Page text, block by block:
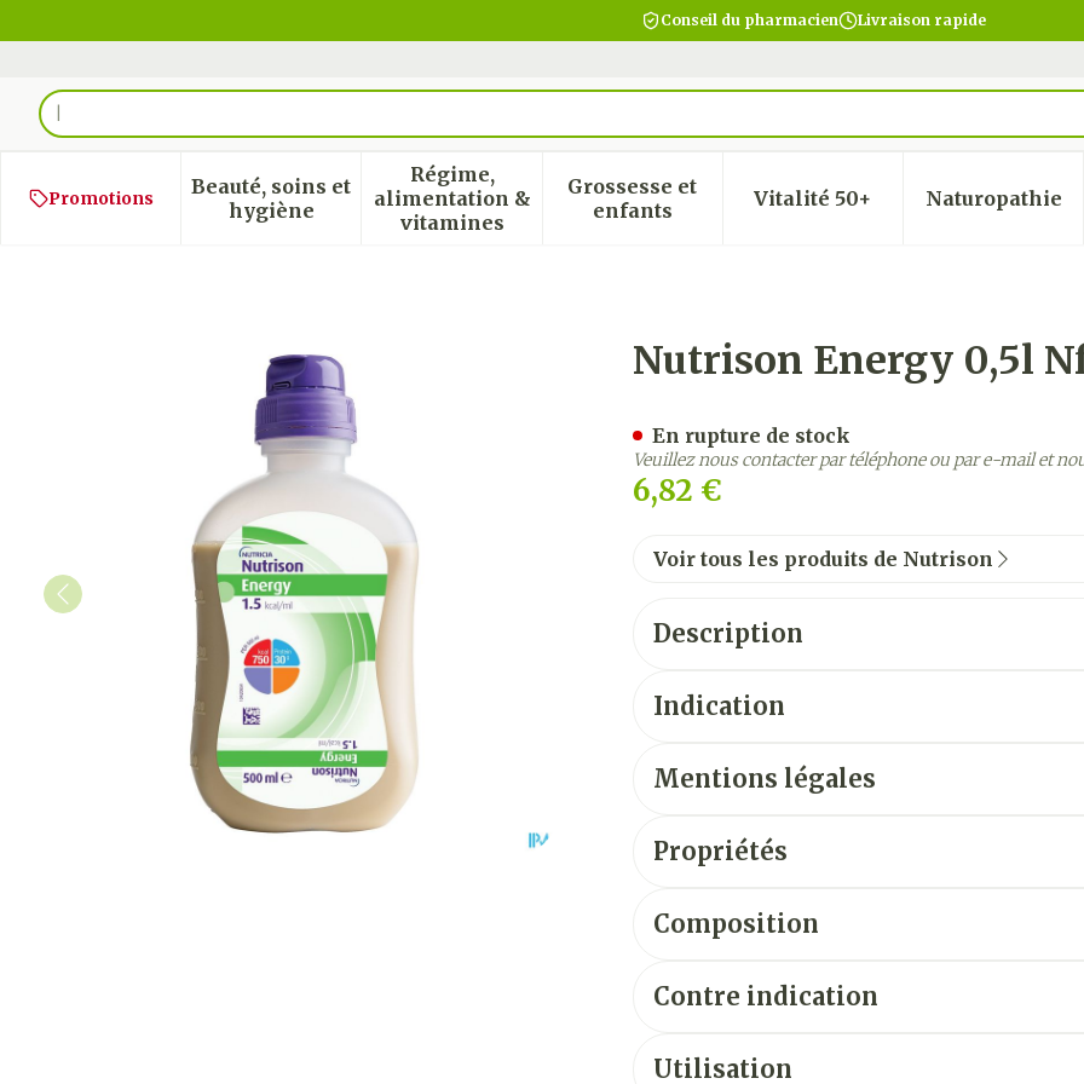
Conseil du pharmacien Livraison rapide
Rechercher
Promotions
Beauté, soins et
hygièneAfficher le sous-menu pour la catégorie Beauté, soins et hygiène
Régime,
alimentation &
vitamines
Afficher le sous-menu pour la catégorie Régime,
Grossesse et
enfantsAfficher le sous-menu pour la catégorie
Vitalité 50+Afficher le sous-menu
Naturopathie
Afficher
Nutrison Energy 0,5l Nf Nutrison Energy 0,5l
6,82 €
En rupture de stock
Veuillez nous contacter par téléphone ou par e-mail et
Voir tous les produits de Nutrison
Description
Indication
Mentions légales
Propriétés
Composition
Contre indication
Utilisation